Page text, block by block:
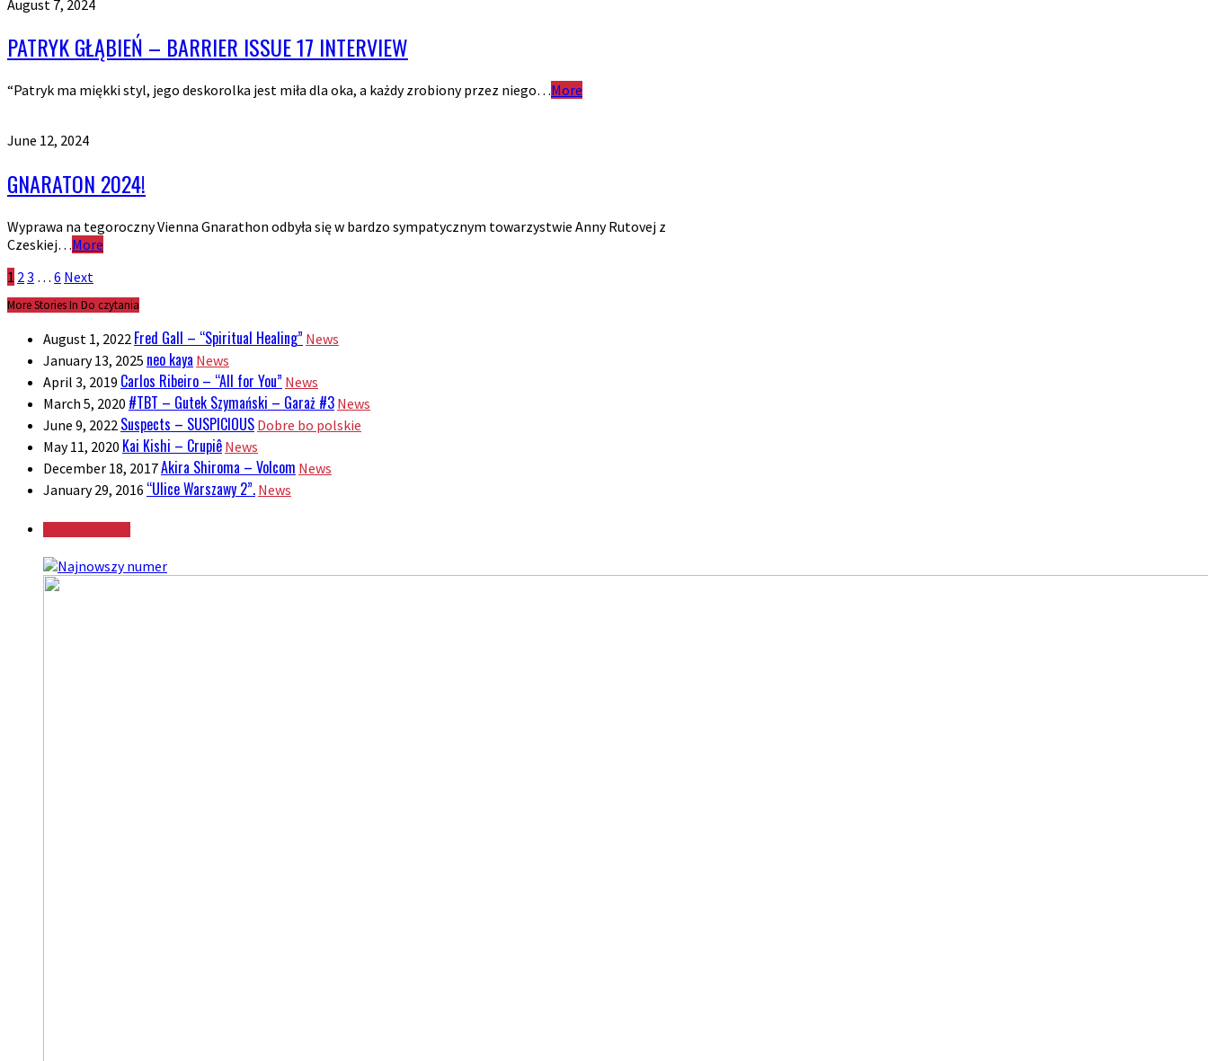
August 7, 2024
PATRYK GŁĄBIEŃ – BARRIER ISSUE 17 INTERVIEW
“Patryk ma miękki styl, jego deskorolka jest miła dla oka, a każdy zrobiony przez niego…More
June 12, 2024
GNARATON 2024!
Wyprawa na tegoroczny Vienna Gnarathon odbyła się w bardzo sympatycznym towarzystwie Anny Rutovej z
Czeskiej…More
1 23 … 6 Next
More Stories In Do czytania
August 1, 2022 Fred Gall – “Spiritual Healing” News
January 13, 2025 neo kaya News
April 3, 2019 Carlos Ribeiro – “All for You” News
March 5, 2020 #TBT – Gutek Szymański – Garaż #3 News
June 9, 2022 Suspects – SUSPICIOUS Dobre bo polskie
May 11, 2020 Kai Kishi – Crupiê News
December 18, 2017Akira Shiroma – Volcom News
January 29, 2016 “Ulice Warszawy 2”. News